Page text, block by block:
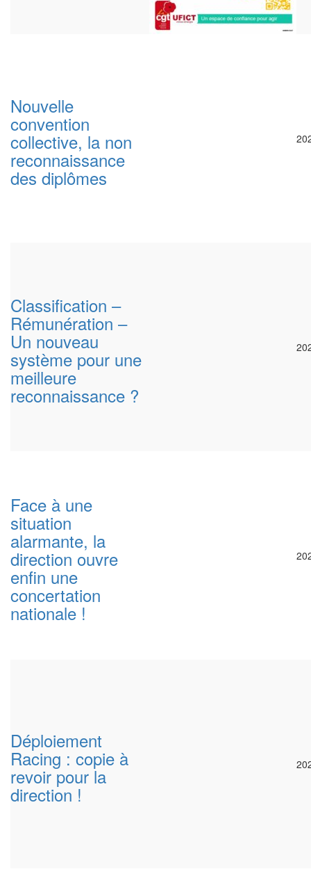
Nouvelle
convention
collective, la non
reconnaissance
des diplômes
Classification –
Rémunération –
Un nouveau
système pour une
meilleure
reconnaissance ?
Face à une
situation
alarmante, la
direction ouvre
enfin une
concertation
nationale !
Déploiement
Racing : copie à
revoir pour la
direction !